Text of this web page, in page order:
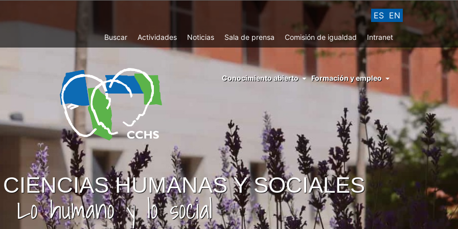
ES EN
Top
Menu
Buscar Actividades Noticias Sala de prensa Comisión de igualdad Intranet
menu
conocimiento
abierto
Conocimiento abierto Formación y empleo
HUMANAS Y SOCIALES
Lo humano y lo social